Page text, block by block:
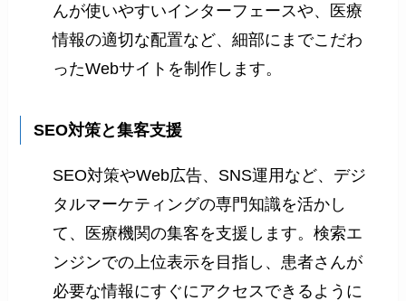
んが使いやすいインターフェースや、医療
情報の適切な配置など、細部にまでこだわ
ったWebサイトを制作します。
SEO対策と集客支援
SEO対策やWeb広告、SNS運用など、デジ
タルマーケティングの専門知識を活かし
て、医療機関の集客を支援します。検索エ
ンジンでの上位表示を目指し、患者さんが
必要な情報にすぐにアクセスできるように